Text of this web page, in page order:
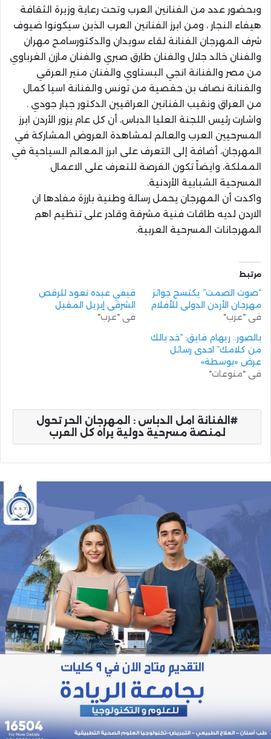
وبحضور عدد من الفنانين العرب وتحت رعاية وزيرة الثقافة
هيفاء النجار ، ومن ابرز الفنانين العرب الذين سيكونوا ضيوف
شرف المهرجان الفنانة لقاء سويدان والدكتورسامح مهران
والفنان خالد جلال والفنان طارق صبري والفنان مازن الغرباوي
من مصر والفنانة انجي البستاوي والفنان منير العرقي
والفنانة نصاف بن حفصية من تونس والفنانة اسيا كمال
من العراق ونقيب الفنانين العراقيين الدكتور جبار جودي .
واشارت رئيس اللجنة العليا الدباس، أن كل عام يزور الأردن ابرز
المسرحيين العرب والعالم لمشاهدة العروض المشاركة في
المهرجان، أضافة إلى التعرف على ابرز المعالم السياحية في
المملكة، وايضاً تكون الفرصة للتعرف على الاعمال
المسرحية الشبابية الأردنية.
واكدت أن المهرجان يحمل رسالة وطنية بارزة مفادها ان
الاردن لديه طاقات فنية مشرفة وقادر على تنظيم اهم
المهرجانات المسرحية العربية.
مرتبط
“صوت الصمت” يكتسح جوائز
مهرجان الأردن الدولي للأفلام
في "عرب"
فيفي عبده تعود للرقص
الشرقي إبريل المقبل
في "عرب"
بالصور.. ريهام فايق: “خد بالك
من كلامك” احدى رسائل
عرض «بوسطة»
في "منوعات"
الفنانة امل الدباس : المهرجان الحر تحول
لمنصة مسرحية دولية يراه كل العرب